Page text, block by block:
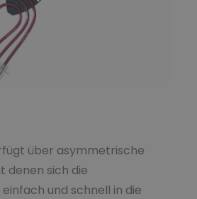
über asymmetrische
denen sich die
und schnell in die